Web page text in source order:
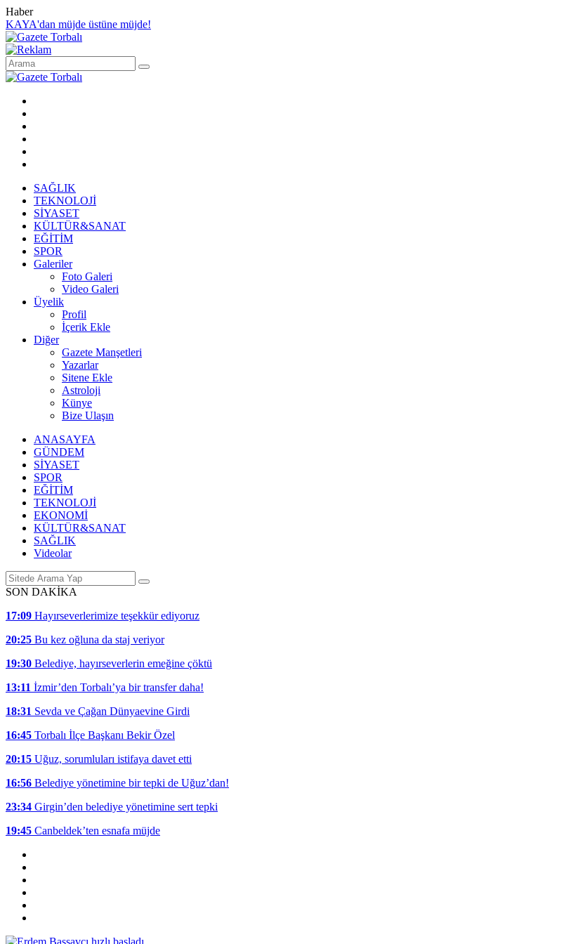
Haber
KAYA'dan müjde üstüne müjde!
SAĞLIK
TEKNOLOJİ
SİYASET
KÜLTÜR&SANAT
EĞİTİM
SPOR
Galeriler
Foto Galeri
Video Galeri
Üyelik
Profil
İçerik Ekle
Diğer
Gazete Manşetleri
Yazarlar
Sitene Ekle
Astroloji
Künye
Bize Ulaşın
ANASAYFA
GÜNDEM
SİYASET
SPOR
EĞİTİM
TEKNOLOJİ
EKONOMİ
KÜLTÜR&SANAT
SAĞLIK
Videolar
SON DAKİKA
17:09 Hayırseverlerimize teşekkür ediyoruz
20:25 Bu kez oğluna da staj veriyor
19:30 Belediye, hayırseverlerin emeğine çöktü
13:11 İzmir’den Torbalı’ya bir transfer daha!
18:31 Sevda ve Çağan Dünyaevine Girdi
16:45 Torbalı İlçe Başkanı Bekir Özel
20:15 Uğuz, sorumluları istifaya davet etti
16:56 Belediye yönetimine bir tepki de Uğuz’dan!
23:34 Girgin’den belediye yönetimine sert tepki
19:45 Canbeldek’ten esnafa müjde